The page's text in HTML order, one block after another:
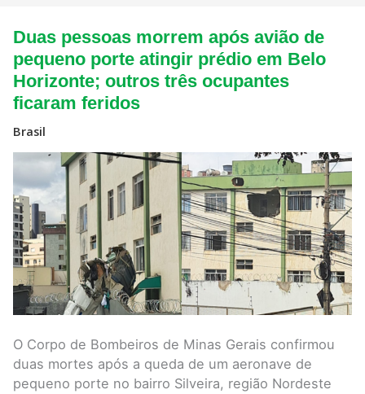
Duas pessoas morrem após avião de
pequeno porte atingir prédio em Belo
Horizonte; outros três ocupantes
ficaram feridos
Brasil
O Corpo de Bombeiros de Minas Gerais confirmou
duas mortes após a queda de um aeronave de
pequeno porte no bairro Silveira, região Nordeste
Duas
pessoas
morrem
após
avião
prédio
em
Belo
Horizonte;
outros
três
ocupantes
ficaram
feridos